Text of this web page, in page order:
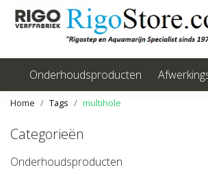
Onderhoudsproducten
Home Tags multihole
Categorieën
Onderhoudsproducten